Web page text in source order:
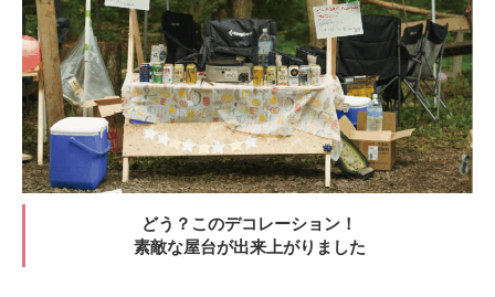
どう？このデコレーション！
素敵な屋台が出来上がりました